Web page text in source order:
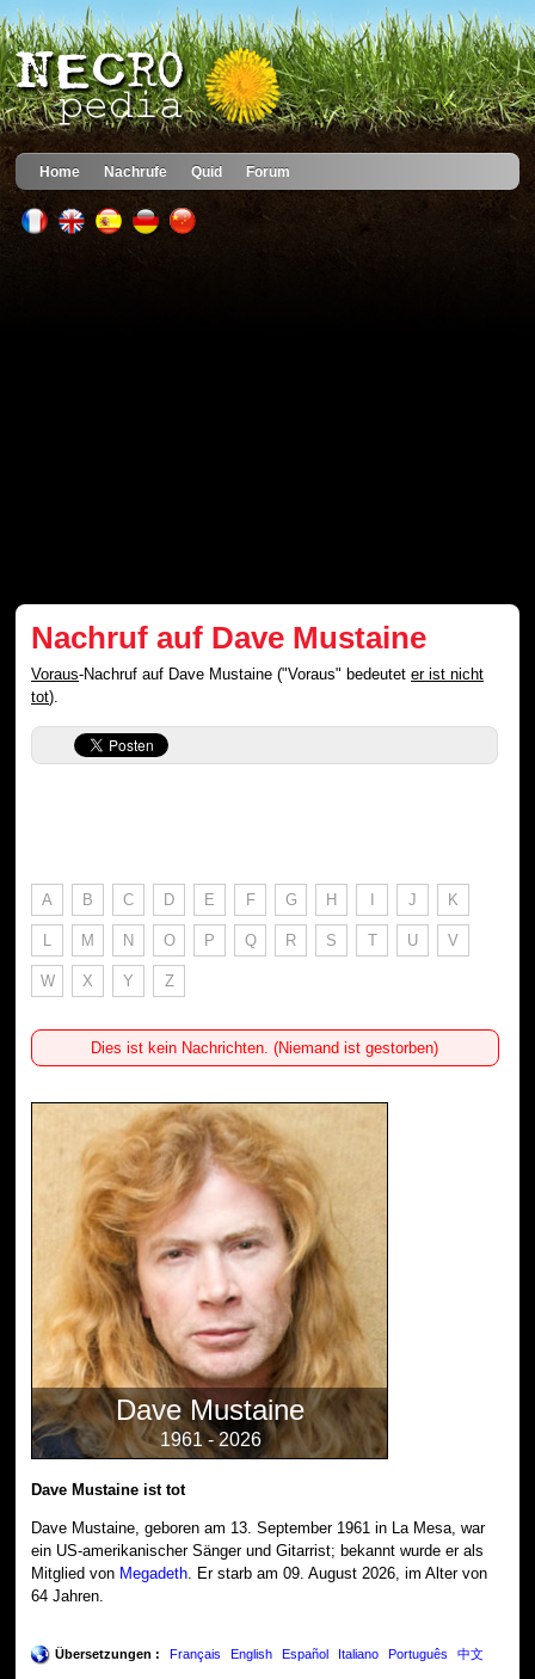
Home Nachrufe Quid Forum
Nachruf auf Dave Mustaine
Voraus-Nachruf auf Dave Mustaine ("Voraus" bedeuteter ist nicht
tot).
A B C D E F G H I J K
L M N O P Q R S T U V
W X Y Z
Dies ist kein Nachrichten. (Niemand ist gestorben)
Dave Mustaine
1961 - 2026
Dave Mustaine ist tot
Dave Mustaine, geboren am 13. September 1961 in La Mesa, war
ein US-amerikanischer Sänger und Gitarrist; bekannt wurde er als
Mitglied von Megadeth . Er starb am 09. August 2026, im Alter von
64 Jahren.
Übersetzungen : Français English Español Italiano Português 中文